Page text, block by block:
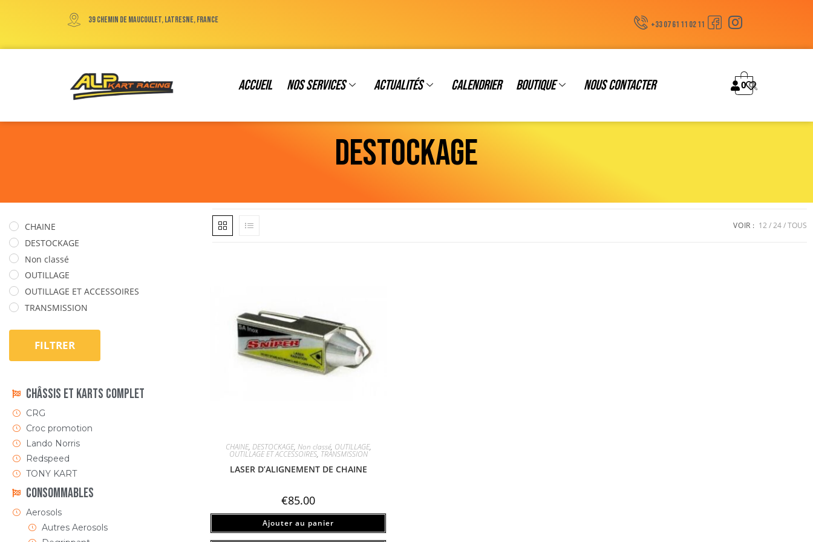
39 chemin de maucoulet, Latresne, France +33 07 61 11 02 11
Accueil Nos services Actualités Calendrier Boutique Nous contacter 0
DESTOCKAGE
CHAINE
DESTOCKAGE
Non classé
OUTILLAGE
OUTILLAGE ET ACCESSOIRES
TRANSMISSION
FILTRER
Châssis et Karts Complet
CRG
Croc promotion
Lando Norris
Redspeed
TONY KART
Consommables
Aerosols
Autres Aerosols
VOIR : 12 24 TOUS
CHAINE, DESTOCKAGE, Non classé, OUTILLAGE,
OUTILLAGE ET ACCESSOIRES, TRANSMISSION
LASER D’ALIGNEMENT DE CHAINE
€85.00
Ajouter au panier